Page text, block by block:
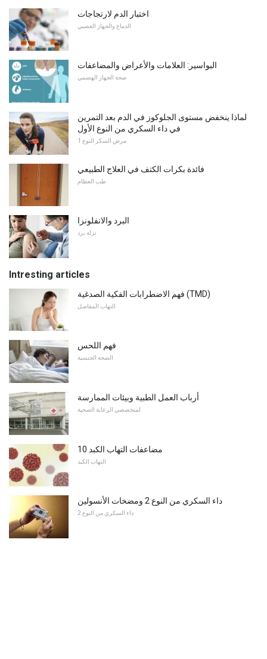
اختبار الدم لارتجاجات
الدماغ والجهاز العصبي
البواسير: العلامات والأعراض والمضاعفات
صحة الجهاز الهضمي
لماذا ينخفض ​​مستوى الجلوكوز في الدم بعد التمرين
في داء السكري من النوع الأول
مرض السكر النوع 1
فائدة بكرات الكتف في العلاج الطبيعي
طب العظام
البرد والانفلونزا
نزلة برد
Intresting articles
فهم الاضطرابات الفكية الصدغية (TMD)
التهاب المفاصل
فهم اللحس
الصحة الجنسية
أرباب العمل الطبية وبيئات الممارسة
لمتخصصي الرعاية الصحية
10 مضاعفات التهاب الكبد
التهاب الكبد
داء السكري من النوع 2 ومضخات الأنسولين
داء السكري من النوع 2